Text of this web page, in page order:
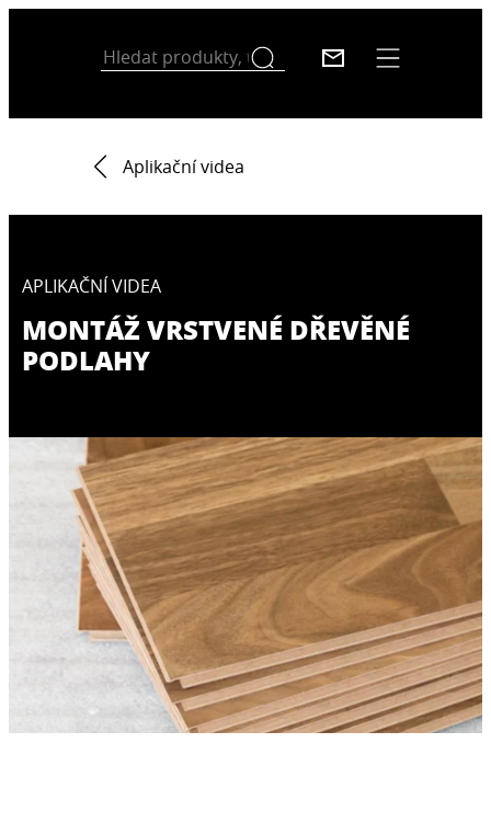
Aplikační videa
APLIKAČNÍ VIDEA
MONTÁŽ VRSTVENÉ DŘEVĚNÉ
PODLAHY